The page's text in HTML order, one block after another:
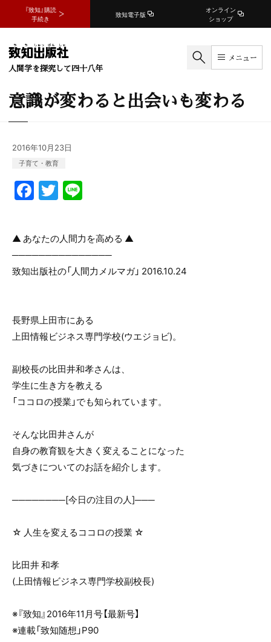
『致知』購読
手続き
致知電子版
オンライン
ショップ
人間学を探究して四十八年
メニュー
意識が変わると出会いも変わる
2016年10月23日
子育て・教育
F
a
c
e
b
k
T
w
itt
er
e
▲ あなたの人間力を高める ▲
───────────────
致知出版社の「人間力メルマガ」 2016.10.24
長野県上田市にある
上田情報ビジネス専門学校(ウエジョビ)。
副校長の比田井和孝さんは、
学生に生き方を教える
「ココロの授業」でも知られています。
そんな比田井さんが
自身の教育観を大きく変えることになった
気づきについてのお話を紹介します。
────────[今日の注目の人]───
☆ 人生を変えるココロの授業 ☆
比田井 和孝
(上田情報ビジネス専門学校副校長)
※『致知』2016年11月号【最新号】
※連載「致知随想」P90